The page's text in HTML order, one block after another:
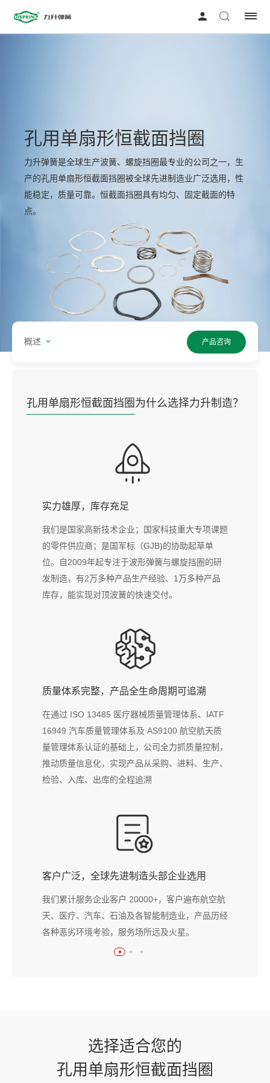
孔用单扇形恒截面挡圈
力升弹簧是全球生产波簧、螺旋挡圈最专业的公司之一，生
产的孔用单扇形恒截面挡圈被全球先进制造业广泛选用，性
能稳定，质量可靠。恒截面挡圈具有均匀、固定截面的特
点。
概述 产品咨询
孔用单扇形恒截面挡圈 为什么选择力升制造？
实力雄厚，库存充足
我们是国家高新技术企业；国家科技重大专项课题
的零件供应商；是国军标（GJB)的协助起草单
位。自2009年起专注于波形弹簧与螺旋挡圈的研
发制造，有2万多种产品生产经验、1万多种产品
库存，能实现对顶波簧的快速交付。
质量体系完整，产品全生命周期可追溯
在通过 ISO 13485 医疗器械质量管理体系、IATF
16949 汽车质量管理体系及 AS9100 航空航天质
量管理体系认证的基础上，公司全力抓质量控制，
推动质量信息化，实现产品从采购、进料、生产、
检验、入库、出库的全程追溯
客户广泛，全球先进制造头部企业选用
我们累计服务企业客户 20000+，客户遍布航空航
天、医疗、汽车、石油及各智能制造业，产品历经
各种恶劣环境考验，服务场所远及火星。
选择适合您的
孔用单扇形恒截面挡圈